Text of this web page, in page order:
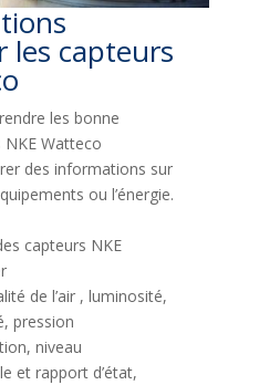
les capteurs
les bonne
NKE Watteco
des informations sur
ou l’énergie.
capteurs NKE
de l’air , luminosité,
pression
niveau
et rapport d’état,